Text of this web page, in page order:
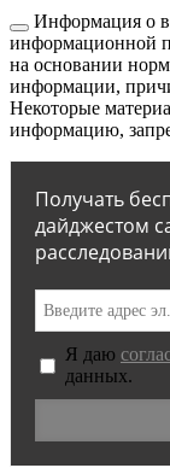
Информация о
информационной
на основании
информации,
Некоторые
информацию,
Получать
дайджестом
Я даю
данных.